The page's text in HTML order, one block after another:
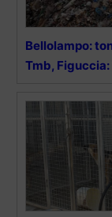
Bellolampo:
Tmb, Figuccia: